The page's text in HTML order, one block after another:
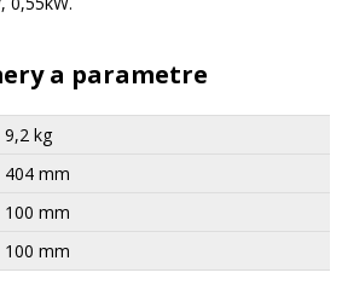
a parametre
9,2 kg
404 mm
100 mm
100 mm